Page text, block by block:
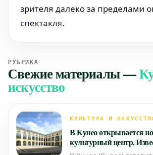
зрителя далеко за пределами
спектакля.
РУБРИКА
Свежие материалы—
искусство
КУЛЬТУРА И
В Кунео открывается
культурный центр.
архитекторы